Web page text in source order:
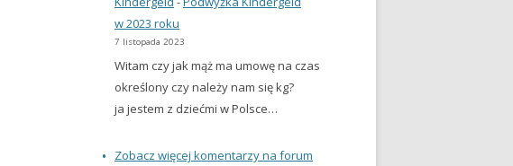
w 2023 roku
7 listopada 2023
Witam czy jak mąż ma umowę na czas
określony czy należy nam się kg?
ja jestem z dziećmi w Polsce…
Zobacz więcej komentarzy na forum